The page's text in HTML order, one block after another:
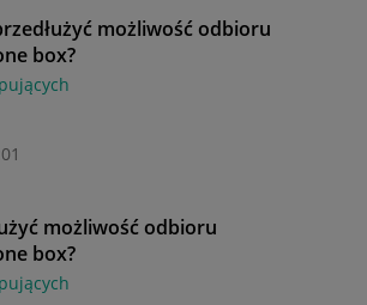
możliwość odbioru
box?
możliwość odbioru
box?